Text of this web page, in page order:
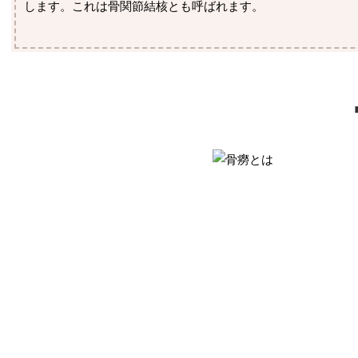
します。これは骨関節結核とも呼ばれます。